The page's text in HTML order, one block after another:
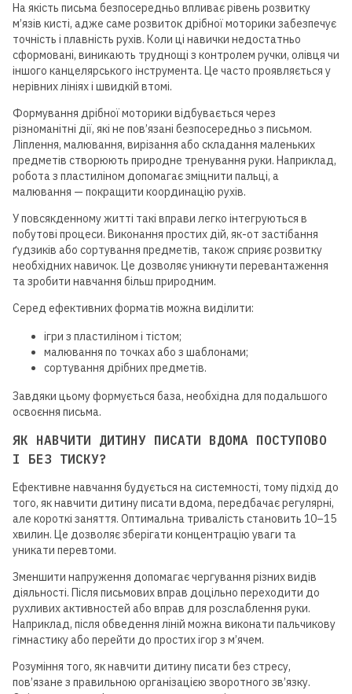
На якість письма безпосередньо впливає рівень розвитку
м’язів кисті, адже саме розвиток дрібної моторики забезпечує
точність і плавність рухів. Коли ці навички недостатньо
сформовані, виникають труднощі з контролем ручки, олівця чи
іншого канцелярського інструмента. Це часто проявляється у
нерівних лініях і швидкій втомі.
Формування дрібної моторики відбувається через
різноманітні дії, які не пов’язані безпосередньо з письмом.
Ліплення, малювання, вирізання або складання маленьких
предметів створюють природне тренування руки. Наприклад,
робота з пластиліном допомагає зміцнити пальці, а
малювання — покращити координацію рухів.
У повсякденному житті такі вправи легко інтегруються в
побутові процеси. Виконання простих дій, як-от застібання
ґудзиків або сортування предметів, також сприяє розвитку
необхідних навичок. Це дозволяє уникнути перевантаження
та зробити навчання більш природним.
Серед ефективних форматів можна виділити:
ігри з пластиліном і тістом;
малювання по точках або з шаблонами;
сортування дрібних предметів.
Завдяки цьому формується база, необхідна для подальшого
освоєння письма.
ЯК НАВЧИТИ ДИТИНУ ПИСАТИ ВДОМА ПОСТУПОВО
І БЕЗ ТИСКУ?
Ефективне навчання будується на системності, тому підхід до
того, як навчити дитину писати вдома, передбачає регулярні,
але короткі заняття. Оптимальна тривалість становить 10–15
хвилин. Це дозволяє зберігати концентрацію уваги та
уникати перевтоми.
Зменшити напруження допомагає чергування різних видів
діяльності. Після письмових вправ доцільно переходити до
рухливих активностей або вправ для розслаблення руки.
Наприклад, після обведення ліній можна виконати пальчикову
гімнастику або перейти до простих ігор з м’ячем.
Розуміння того, як навчити дитину писати без стресу,
пов’язане з правильною організацією зворотного зв’язку.